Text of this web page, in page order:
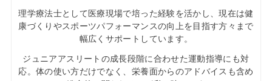
理学療法士として医療現場で培った経験を活かし、現在は健
康づくりやスポーツパフォーマンスの向上を目指す方々まで
幅広くサポートしています。
ジュニアアスリートの成長段階に合わせた運動指導にも対
応。体の使い方だけでなく、栄養面からのアドバイスも含め